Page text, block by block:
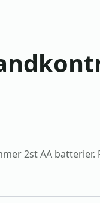
2st AA